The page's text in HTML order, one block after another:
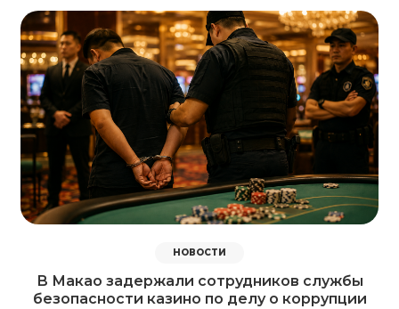
НОВОСТИ
В Макао задержали сотрудников службы
безопасности казино по делу о коррупции